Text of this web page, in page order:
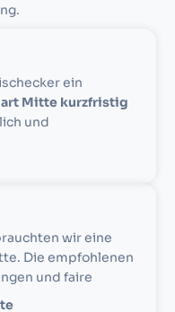
ein
Mitte kurzfristig
und
wir eine
Die empfohlenen
und faire